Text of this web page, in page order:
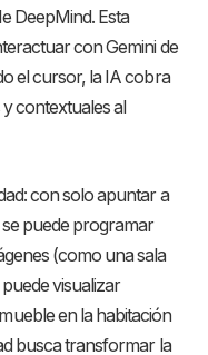
DeepMind. Esta
con Gemini de
el cursor, la IA cobra
contextuales al
con solo apuntar a
puede programar
(como una sala
visualizar
en la habitación
busca transformar la